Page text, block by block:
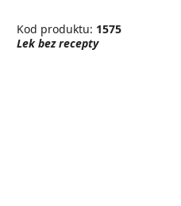
Kod produktu: 1575
Lek bez recepty